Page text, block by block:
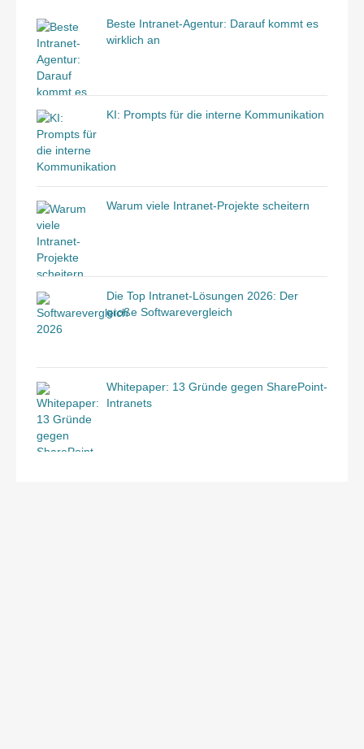
Beste Intranet-Agentur: Darauf kommt es
wirklich an
KI: Prompts für die interne Kommunikation
Warum viele Intranet-Projekte scheitern
Die Top Intranet-Lösungen 2026: Der
große Softwarevergleich
Whitepaper: 13 Gründe gegen SharePoint-
Intranets